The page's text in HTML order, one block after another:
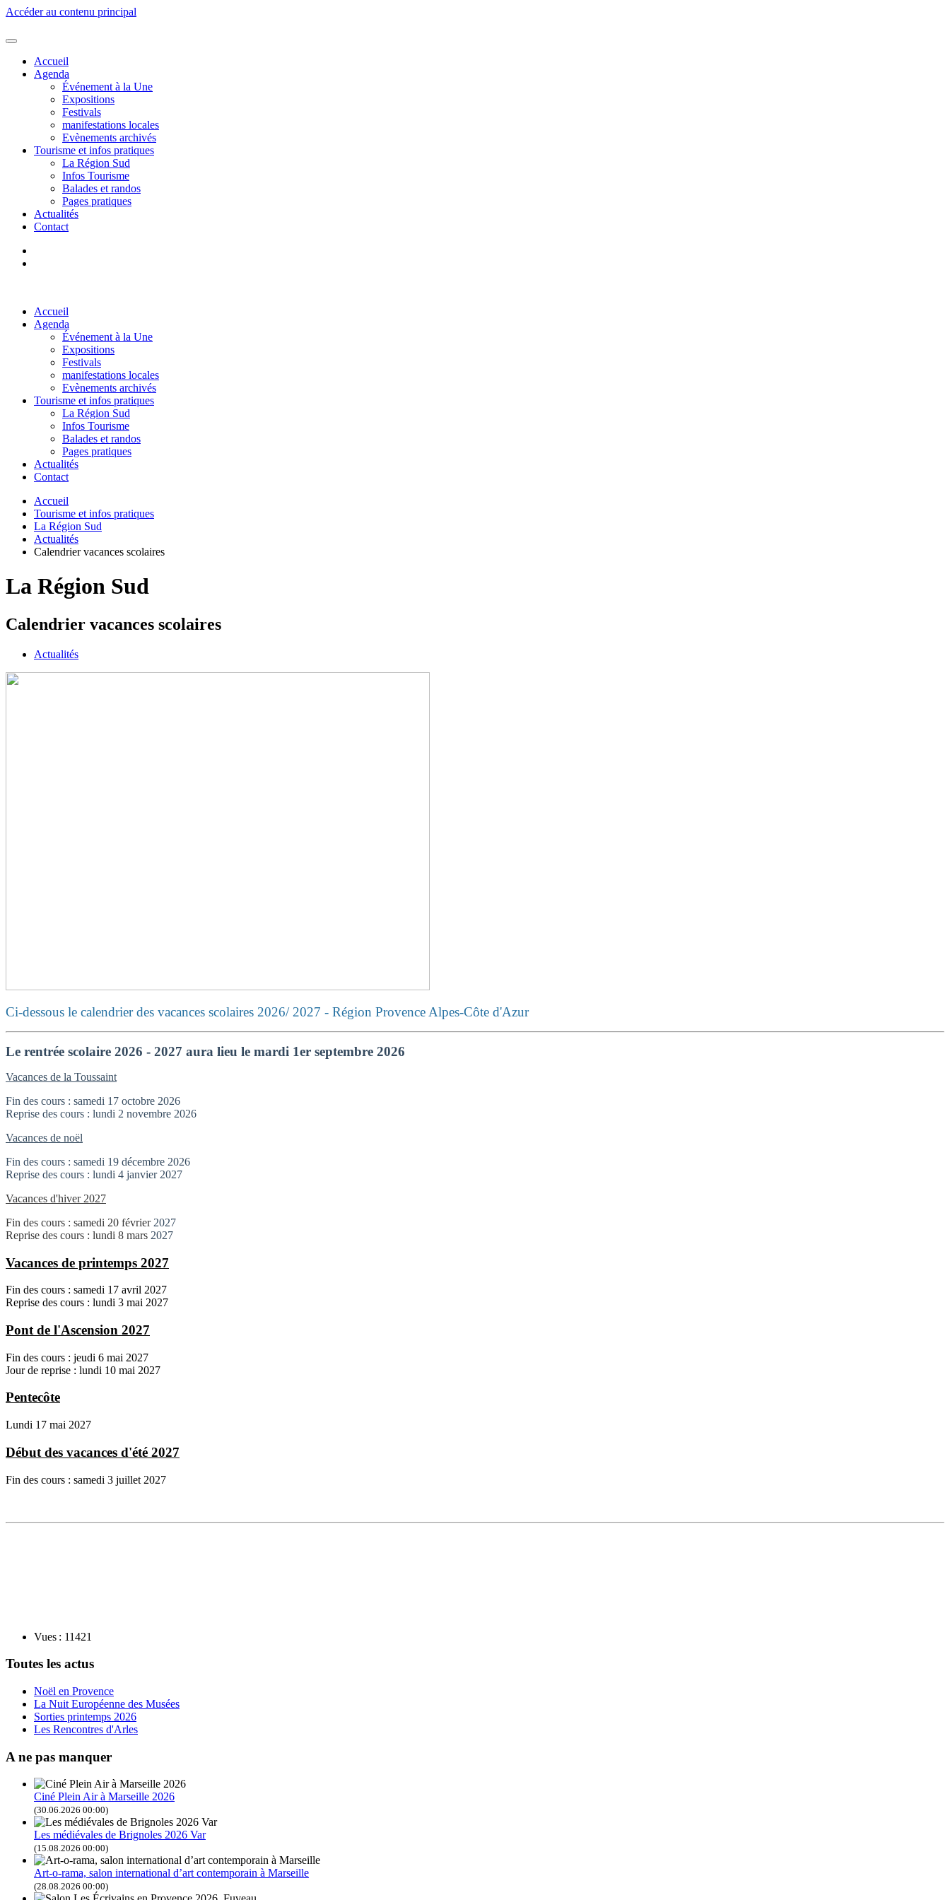
Accéder au contenu principal
Accueil
Agenda
Événement à la Une
Expositions
Festivals
manifestations locales
Evènements archivés
Tourisme et infos pratiques
La Région Sud
Infos Tourisme
Balades et randos
Pages pratiques
Actualités
Contact
Accueil
Agenda
Événement à la Une
Expositions
Festivals
manifestations locales
Evènements archivés
Tourisme et infos pratiques
La Région Sud
Infos Tourisme
Balades et randos
Pages pratiques
Actualités
Contact
Accueil
Tourisme et infos pratiques
La Région Sud
Actualités
Calendrier vacances scolaires
La Région Sud
Calendrier vacances scolaires
Actualités
Ci-dessous le calendrier des vacances scolaires 2026/ 2027 - Région Provence Alpes-Côte d'Azur
Le rentrée scolaire 2026 - 2027 aura lieu le mardi 1er septembre 2026
Vacances de la Toussaint
Fin des cours : samedi 17 octobre 2026
Reprise des cours : lundi 2 novembre 2026
Vacances de noël
Fin des cours : samedi 19 décembre 2026
Reprise des cours : lundi 4 janvier 2027
Vacances d'hiver 2027
Fin des cours : samedi 20 février 2027
Reprise des cours : lundi 8 mars 2027
Vacances de printemps 2027
Fin des cours : samedi 17 avril 2027
Reprise des cours : lundi 3 mai 2027
Pont de l'Ascension 2027
Fin des cours : jeudi 6 mai 2027
Jour de reprise : lundi 10 mai 2027
Pentecôte
Lundi 17 mai 2027
Début des vacances d'été 2027
Fin des cours : samedi 3 juillet 2027
Vues : 11421
Toutes les actus
Noël en Provence
La Nuit Européenne des Musées
Sorties printemps 2026
Les Rencontres d'Arles
A ne pas manquer
Ciné Plein Air à Marseille 2026
(30.06.2026 00:00)
Les médiévales de Brignoles 2026 Var
(15.08.2026 00:00)
Art-o-rama, salon international d’art contemporain à Marseille
(28.08.2026 00:00)